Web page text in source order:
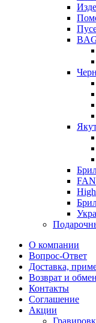
О компании
Вопрос-Ответ
Доставка,
Возврат и обмен
Контакты
Соглашение
Акции